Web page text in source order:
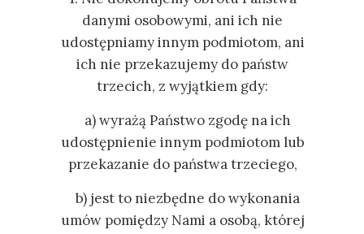
danymi osobowymi, ani ich nie
udostępniamy innym podmiotom, ani
ich nie przekazujemy do państw
trzecich, z wyjątkiem gdy:
a) wyrażą Państwo zgodę na ich
udostępnienie innym podmiotom lub
przekazanie do państwa trzeciego,
b) jest to niezbędne do wykonania
umów pomiędzy Nami a osobą, której